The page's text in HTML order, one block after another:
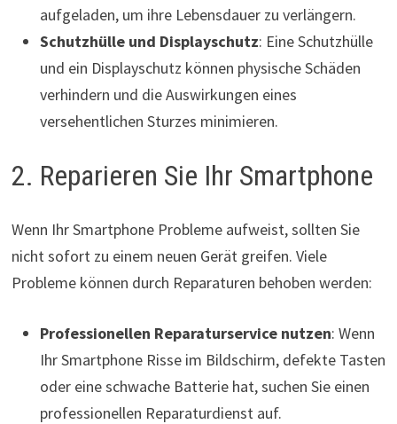
aufgeladen, um ihre Lebensdauer zu verlängern.
Schutzhülle und Displayschutz: Eine Schutzhülle
und ein Displayschutz können physische Schäden
verhindern und die Auswirkungen eines
versehentlichen Sturzes minimieren.
2. Reparieren Sie Ihr Smartphone
Wenn Ihr Smartphone Probleme aufweist, sollten Sie
nicht sofort zu einem neuen Gerät greifen. Viele
Probleme können durch Reparaturen behoben werden:
Professionellen Reparaturservice nutzen: Wenn
Ihr Smartphone Risse im Bildschirm, defekte Tasten
oder eine schwache Batterie hat, suchen Sie einen
professionellen Reparaturdienst auf.